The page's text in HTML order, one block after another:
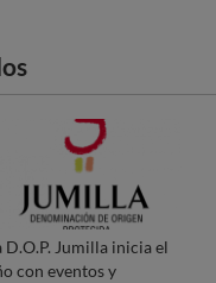
D.O.P. Jumilla inicia el
con eventos y